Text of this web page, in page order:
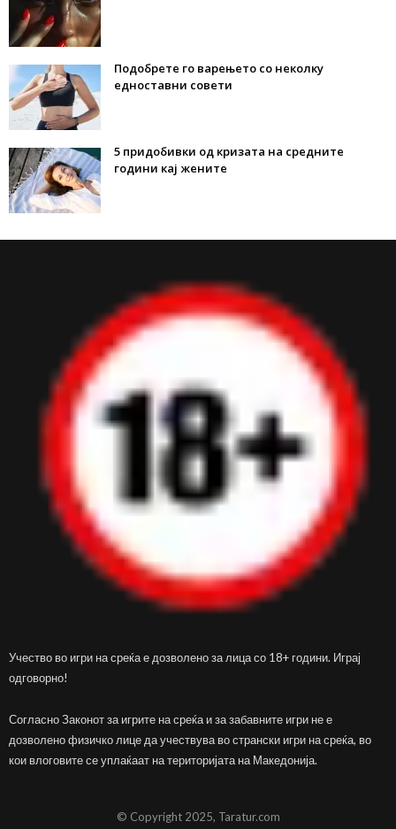
Подобрете го варењето со неколку
едноставни совети
5 придобивки од кризата на средните
години кај жените
Учество во игри на среќа е дозволено за лица со 18+ години. Играј
одговорно!
Согласно Законот за игрите на среќа и за забавните игри не е
дозволено физичко лице да учествува во странски игри на среќа, во
кои влоговите се уплаќаат на територијата на Македонија.
© Copyright 2025, Taratur.com